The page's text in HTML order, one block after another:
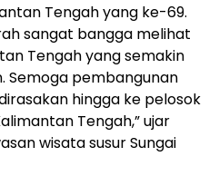
Tengah yang ke-69.
sangat bangga melihat
Tengah yang semakin
Semoga pembangunan
hingga ke pelosok
Tengah,” ujar
wisata susur Sungai